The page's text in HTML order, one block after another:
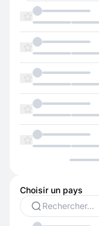
Choisir un pays